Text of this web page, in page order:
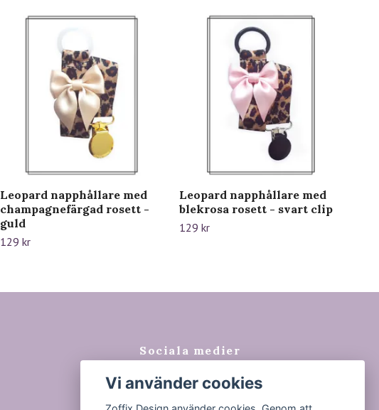
Leopard napphållare med
champagnefärgad rosett -
guld
129 kr
Leopard napphållare med
blekrosa rosett - svart clip
129 kr
Sociala medier
Facebook
Instagram
Vi använder cookies